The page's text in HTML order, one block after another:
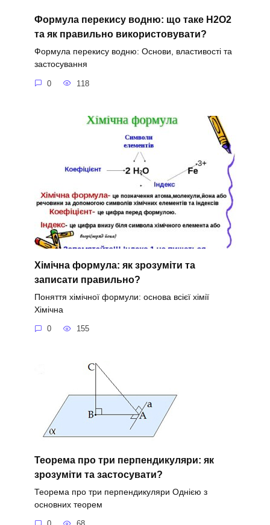
Формула перекису водню: що таке H2O2
та як правильно використовувати?
Формула перекису водню: Основи, властивості та
застосування
0 118
Хімічна формула: як зрозуміти та
записати правильно?
Поняття хімічної формули: основа всієї хімії
Хімічна
0 155
Теорема про три перпендикуляри: як
зрозуміти та застосувати?
Теорема про три перпендикуляри Однією з
основних теорем